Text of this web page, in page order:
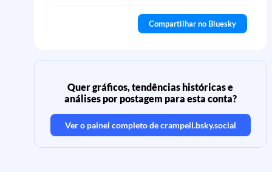
Compartilhar no Bluesky
Quer gráficos, tendências históricas e
análises por postagem para esta conta?
Ver o painel completo decrampell.bsky.social